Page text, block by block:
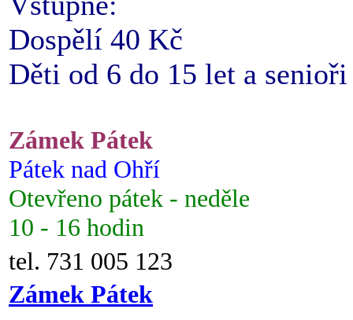
Dospělí 40 Kč
Děti od 6 do 15 let a
Zámek Pátek
Pátek nad Ohří
Otevřeno pátek - neděle
10 - 16 hodin
tel. 731 005 123
Zámek Pátek